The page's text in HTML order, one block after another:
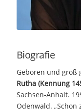
Biografie
Geboren und groß
Rutha (Kennung
Sachsen-Anhalt.
Odenwald.